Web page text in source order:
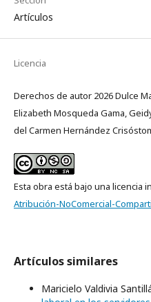
Artículos
Licencia
Derechos de autor 2026 Dulce
Elizabeth Mosqueda Gama,
del Carmen Hernández
Esta obra está bajo una licencia
Atribución-NoComercial-
Artículos similares
Maricielo Valdivia